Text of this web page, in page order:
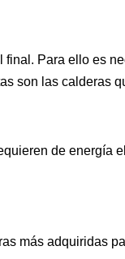
Para ello es
son las calderas
de energía
más adquiridas